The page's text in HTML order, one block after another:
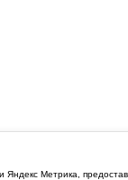
Яндекс Метрика,